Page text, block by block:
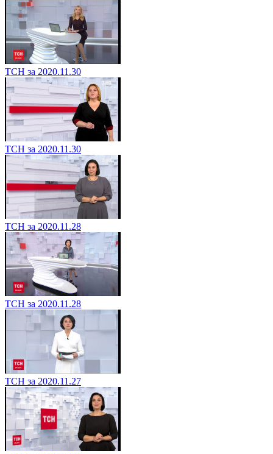
ТСН за 2020.11.30
ТСН за 2020.11.30
ТСН за 2020.11.28
ТСН за 2020.11.28
ТСН за 2020.11.27